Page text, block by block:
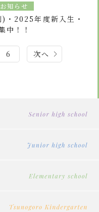
お知らせ
2025年度新入生・
！！
6 次へ